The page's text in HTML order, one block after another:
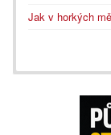
Jak v horkých